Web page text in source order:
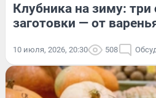
Клубника на зиму: три
заготовки — от
10 июля, 2026, 20:30 508